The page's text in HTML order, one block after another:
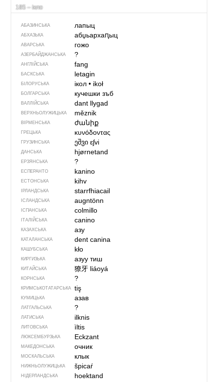
185 – ікло
АБАЗИНСЬКА лапыц
АБХАЗЬКА абџьархаԥыц
АВАРСЬКА гожо
АЗЕРБАЙДЖАНСЬКА ?
АНГЛІЙСЬКА fang
БАСКСЬКА letagin
БІЛОРУСЬКА ікол• ikoł
БОЛГАРСЬКА кучешки зъб
ВАЛЛІЙСЬКА dant llygad
ВЕРХНЬОЛУЖИЦЬКА měznik
ВІРМЕНСЬКА ժանիք
ГРЕЦЬКА κυνόδοντας
ГРУЗИНСЬКА ეშვიɛʃvi
ДАНСЬКА hjørnetand
ЕРЗЯНСЬКА ?
ЕСПЕРАНТО kanino
ЕСТОНСЬКА kihv
ІРЛАНДСЬКА starrfhiacail
ІСЛАНДСЬКА augntönn
ІСПАНСЬКА colmillo
ІТАЛІЙСЬКА canino
КАЗАХСЬКА азу
КАТАЛАНСЬКА dent canina
КАШУБСЬКА kło
КИРГИЗЬКА азуу тиш
КИТАЙСЬКА 獠牙 liáoyá
КОРНСЬКА ?
КРИМСЬКОТАТАРСЬКА tiş
КУМИЦЬКА азав
ЛАТГАЛЬСЬКА ?
ЛАТИСЬКА ilknis
ЛИТОВСЬКА ìltis
ЛЮКСЕМБУРЗЬКА Eckzant
МАКЕДОНСЬКА очник
МОСКАЛЬСЬКА клык
НИЖНЬОЛУЖИЦЬКА špicaŕ
НІДЕРЛАНДСЬКА
hoektand